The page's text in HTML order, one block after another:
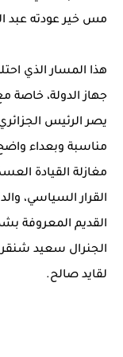
مس خير عودته عبد
هذا المسار الذي
جهاز الدولة، خاصة
يصر الرئيس
مناسبة وبعداء
مغازلة القيادة
القرار السياسي،
القديم المعروفة
الجنرال سعيد
لقايد صالح.